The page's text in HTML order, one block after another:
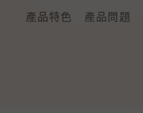
產品特色 產品問題